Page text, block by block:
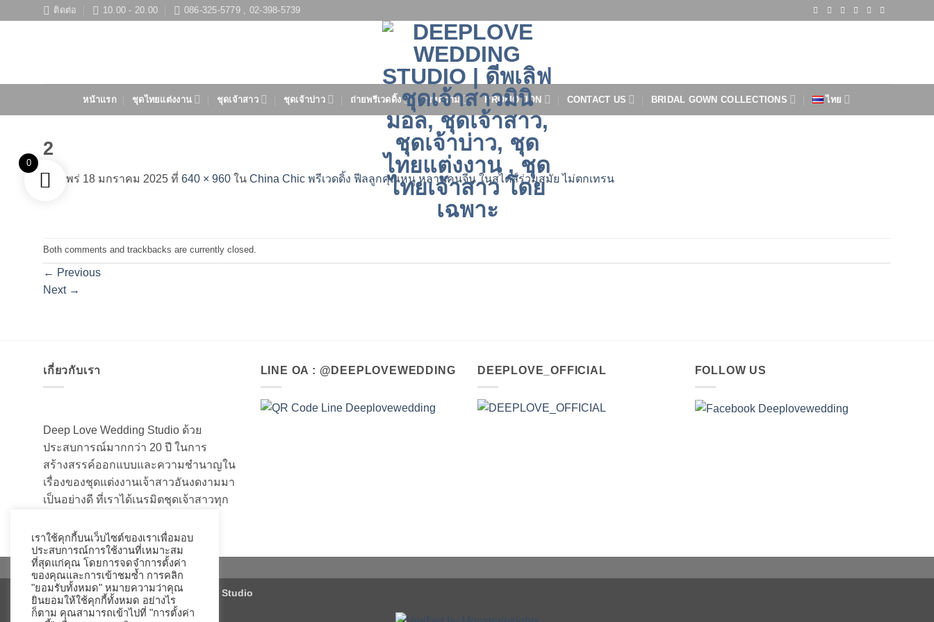
ติดต่อ 10.00 - 20.00 086-325-5779 , 02-398-5739
หน้าแรก ชุดไทยแต่งงาน ชุดเจ้าสาว ชุดเจ้าบ่าว ถ่ายพรีเวดดิ้ง บทความ PROMOTION CONTACT US BRIDAL GOWN COLLECTIONS ไทย
2
เผยแพร่ 18 มกราคม 2025 ที่ 640 × 960 ใน China Chic พรีเวดดิ้ง ฟีลลูกคุณหนู หลานคนจีน ในสไตล์ร่วมสมัย ไม่ตกเทรน
Both comments and trackbacks are currently closed.
← Previous
Next →
เกี่ยวกับเรา
Deep Love Wedding Studio ด้วย
ประสบการณ์มากกว่า 20 ปี ในการ
สร้างสรรค์ออกแบบและความชำนาญใน
เรื่องของชุดแต่งงานเจ้าสาวอันงดงามมา
เป็นอย่างดี ที่เราได้เนรมิตชุดเจ้าสาวทุก
LINE OA : @DEEPLOVEWEDDING DEEPLOVE_OFFICIAL FOLLOW US
Copyright 2026 ©Deep Love Wedding Studio
เราใช้คุกกี้บนเว็บไซต์ของเราเพื่อมอบ
ประสบการณ์การใช้งานที่เหมาะสม
ที่สุดแก่คุณ โดยการจดจำการตั้งค่า
ของคุณและการเข้าชมซ้ำ การคลิก
"ยอมรับทั้งหมด" หมายความว่าคุณ
ยินยอมให้ใช้คุกกี้ทั้งหมด อย่างไร
ก็ตาม คุณสามารถเข้าไปที่ "การตั้งค่า
0